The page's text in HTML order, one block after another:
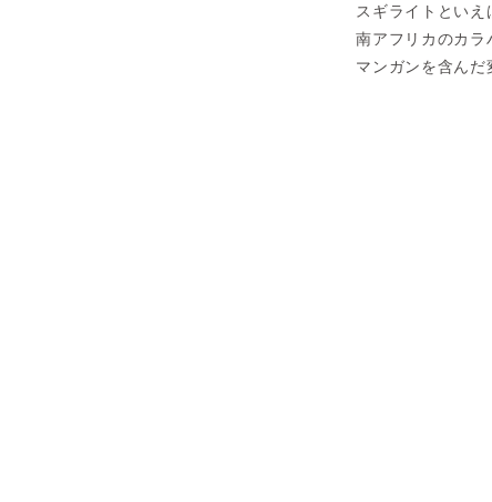
スギライトといえ
南アフリカのカラ
マンガンを含んだ